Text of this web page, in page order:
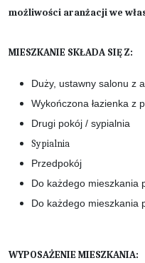
możliwości aranżacji we
MIESZKANIE SKŁADA SIĘ Z:
Duży, ustawny salonu z
Wykończona łazienka z
Drugi pokój / sypialnia
Sypialnia
Przedpokój
Do każdego mieszkania
Do każdego mieszkania
WYPOSAŻENIE MIESZKANIA: